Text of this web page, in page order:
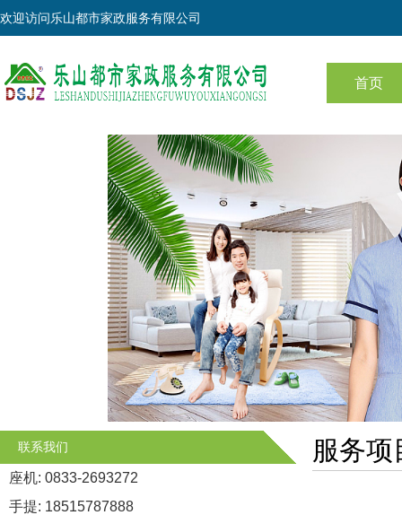
欢迎访问乐山都市家政服务有限公司
首页
联系我们
座机: 0833-2693272
手提: 18515787888
服务项